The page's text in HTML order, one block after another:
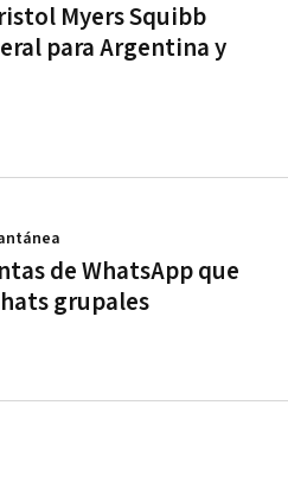
Myers Squibb
para Argentina y
de WhatsApp que
grupales